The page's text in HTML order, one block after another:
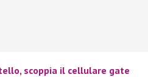
scoppia il cellulare gate